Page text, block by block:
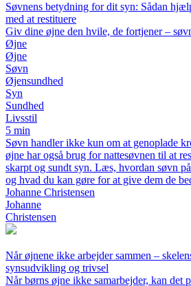
Søvnens betydning for dit syn: Sådan
med at restituere
Giv dine øjne den hvile, de fortjener –
Øjne
Øjne
Søvn
Øjensundhed
Syn
Sundhed
Livsstil
5 min
Søvn handler ikke kun om at genoplade
øjne har også brug for nattesøvnen til at
skarpt og sundt syn. Læs, hvordan søvn
og hvad du kan gøre for at give dem de
Johanne Christensen
Johanne
Christensen
Når øjnene ikke arbejder sammen –
synsudvikling og trivsel
Når børns øjne ikke samarbejder, kan det